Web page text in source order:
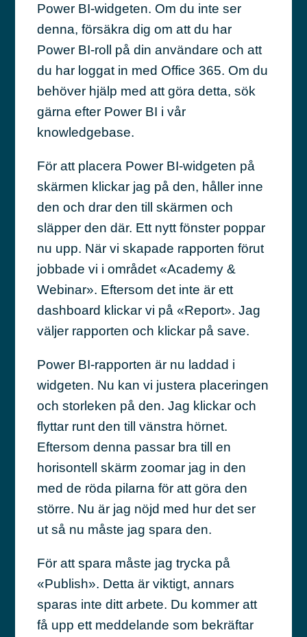
Power BI-widgeten. Om du inte ser
denna, försäkra dig om att du har
Power BI-roll på din användare och att
du har loggat in med Office 365. Om du
behöver hjälp med att göra detta, sök
gärna efter Power BI i vår
knowledgebase.
För att placera Power BI-widgeten på
skärmen klickar jag på den, håller inne
den och drar den till skärmen och
släpper den där. Ett nytt fönster poppar
nu upp. När vi skapade rapporten förut
jobbade vi i området «Academy &
Webinar». Eftersom det inte är ett
dashboard klickar vi på «Report». Jag
väljer rapporten och klickar på save.
Power BI-rapporten är nu laddad i
widgeten. Nu kan vi justera placeringen
och storleken på den. Jag klickar och
flyttar runt den till vänstra hörnet.
Eftersom denna passar bra till en
horisontell skärm zoomar jag in den
med de röda pilarna för att göra den
större. Nu är jag nöjd med hur det ser
ut så nu måste jag spara den.
För att spara måste jag trycka på
«Publish». Detta är viktigt, annars
sparas inte ditt arbete. Du kommer att
få upp ett meddelande som bekräftar